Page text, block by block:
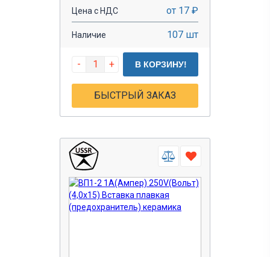
Цена с НДС от 17 ₽
Наличие 107 шт
- + В КОРЗИНУ!
БЫСТРЫЙ ЗАКАЗ